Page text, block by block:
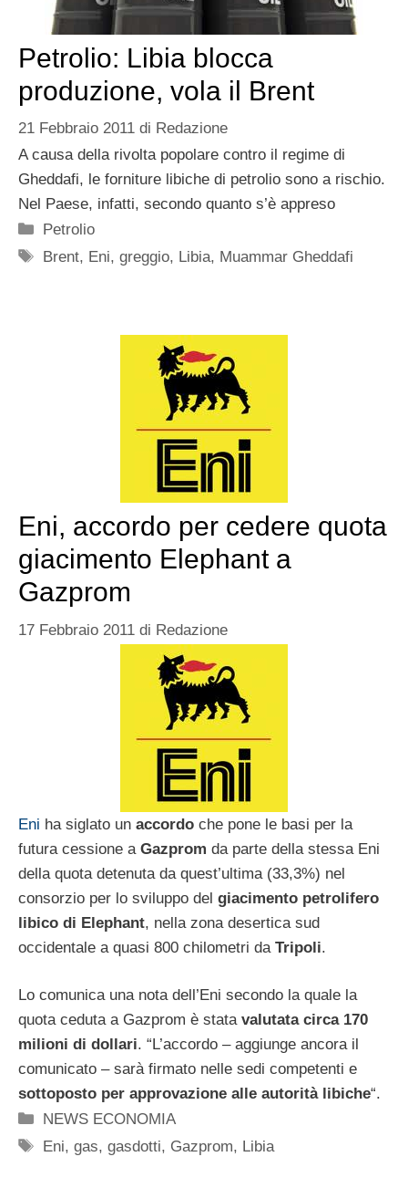
Petrolio: Libia blocca
produzione, vola il Brent
21 Febbraio 2011 di Redazione
A causa della rivolta popolare contro il regime di
Gheddafi, le forniture libiche di petrolio sono a rischio.
Nel Paese, infatti, secondo quanto s’è appreso
Categorie
Petrolio
Tag
Brent, Eni,greggio, Libia, Muammar Gheddafi
Eni, accordo per cedere quota
giacimento Elephant a
Gazprom
17 Febbraio 2011 di Redazione
Eni ha siglato un accordo che pone le basi per la
futura cessione a Gazprom da parte della stessa Eni
della quota detenuta da quest’ultima (33,3%) nel
consorzio per lo sviluppo del giacimento petrolifero
libico di Elephant, nella zona desertica sud
occidentale a quasi 800 chilometri da Tripoli.
Lo comunica una nota dell’Eni secondo la quale la
quota ceduta a Gazprom è stata valutata circa 170
milioni di dollari. “L’accordo – aggiunge ancora il
comunicato – sarà firmato nelle sedi competenti e
sottoposto per approvazione alle autorità libiche“.
Categorie
NEWS ECONOMIA
Tag
Eni,gas,gasdotti, Gazprom, Libia